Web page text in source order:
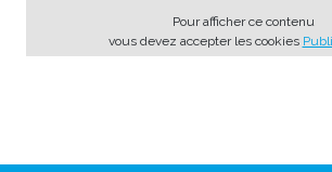
Pour afficher ce contenu
vous devez accepter les cookies